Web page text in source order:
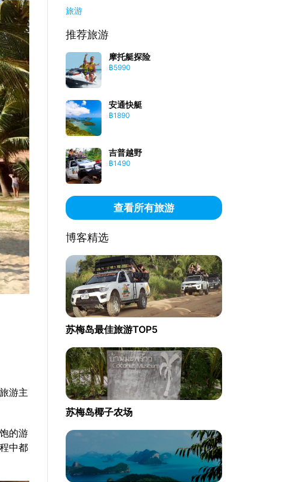
游主
的游
中都
旅游
推荐旅游
摩托艇探险
฿5990
安通快艇
฿1890
吉普越野
฿1490
查看所有旅游
博客精选
苏梅岛最佳旅游TOP5
苏梅岛椰子农场